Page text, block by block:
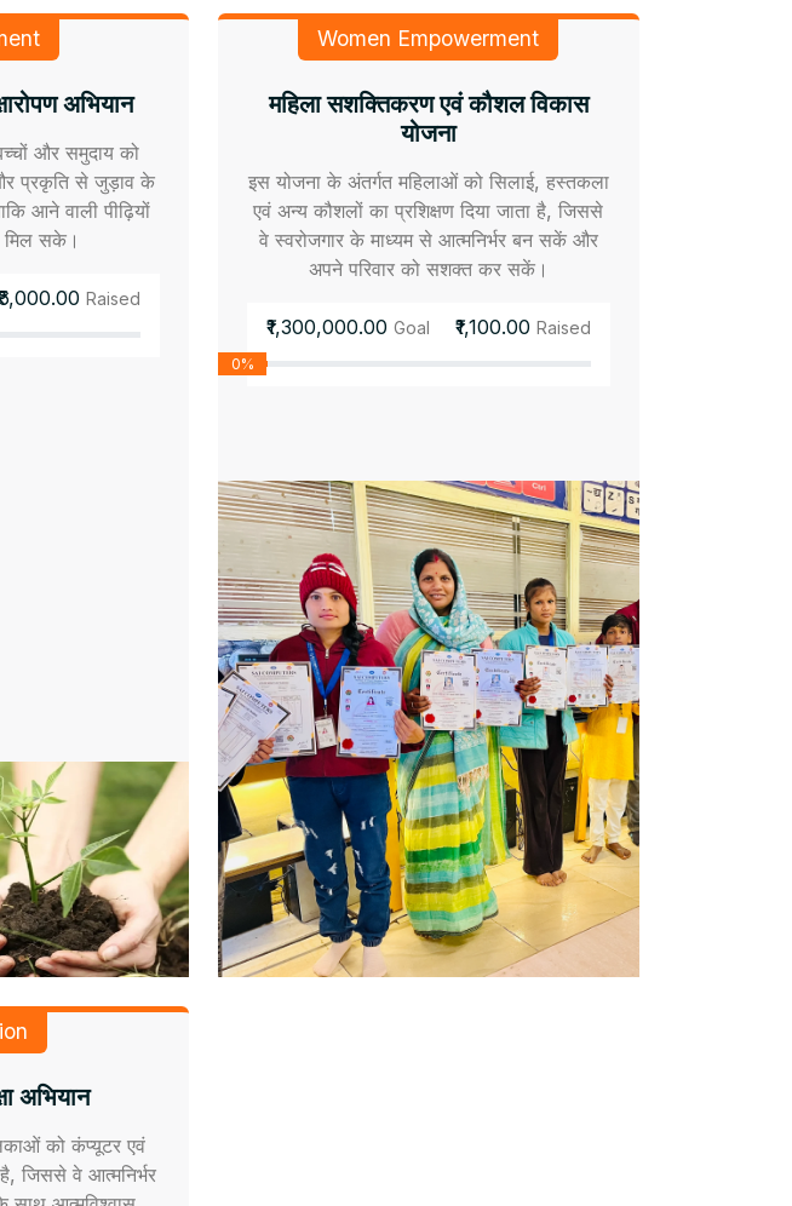
अभियान
और समुदाय को
और प्रकृति से जुड़ाव के
आने वाली पीढ़ियों
मिल सके।
Raised
Women Empowerment
महिला सशक्तिकरण एवं कौशल विकास
योजना
इस योजना के अंतर्गत महिलाओं को सिलाई, हस्तकला
एवं अन्य कौशलों का प्रशिक्षण दिया जाता है, जिससे
वे स्वरोजगार के माध्यम से आत्मनिर्भर बन सकें और
अपने परिवार को सशक्त कर सकें।
₹1,300,000.00 Goal ₹1,100.00 Raised
0%
अभियान
को कंप्यूटर एवं
जिससे वे आत्मनिर्भर